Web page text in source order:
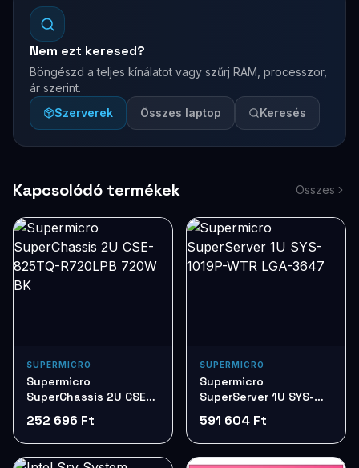
Nem ezt keresed?
Böngészd a teljes kínálatot vagy szűrj RAM, processzor,
ár szerint.
Szerverek
Összes laptop Keresés
Kapcsolódó termékek Összes
SUPERMICRO
Supermicro
SuperChassis 2U CSE-
BK
252 696 Ft
SUPERMICRO
Supermicro
SuperServer 1U SYS-
591 604 Ft